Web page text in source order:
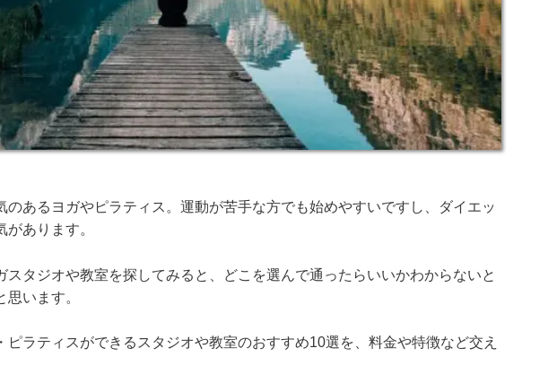
のあるヨガやピラティス。運動が苦手な方でも始めやすいですし、ダイエッ
があります。
スタジオや教室を探してみると、どこを選んで通ったらいいかわからないと
います。
ピラティスができるスタジオや教室のおすすめ10選を、料金や特徴など交え